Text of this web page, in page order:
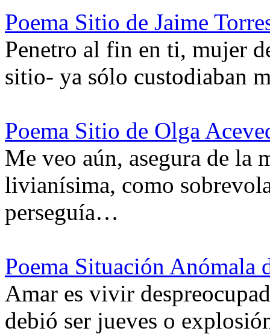
Poema Sitio de Jaime
Penetro al fin en ti, mujer
sitio- ya sólo custodiaban
Poema Sitio de Olga
Me veo aún, asegura de la
livianísima, como
perseguía…
Poema Situación Anómala
Amar es vivir
debió ser jueves o